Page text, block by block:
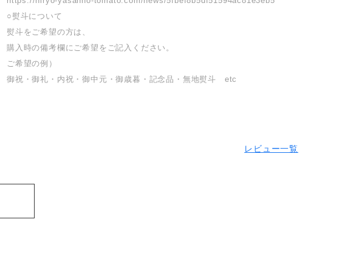
○熨斗について
熨斗をご希望の方は、
購入時の備考欄にご希望をご記入ください。
ご希望の例）
御祝・御礼・内祝・御中元・御歳暮・記念品・無地熨斗 etc
レビュー一覧